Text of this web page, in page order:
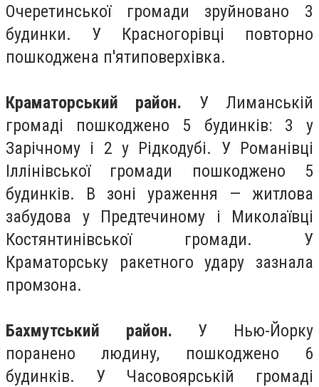
Очеретинської громади зруйновано 3
будинки. У Красногорівці повторно
пошкоджена п'ятиповерхівка.
Краматорський район. У Лиманській
громаді пошкоджено 5 будинків: 3 у
Зарічному і 2 у Рідкодубі. У Романівці
Іллінівської громади пошкоджено 5
будинків. В зоні ураження — житлова
забудова у Предтечиному і Миколаївці
Костянтинівської громади. У
Краматорську ракетного удару зазнала
промзона.
Бахмутський район. У Нью-Йорку
поранено людину, пошкоджено 6
будинків. У Часовоярській громаді